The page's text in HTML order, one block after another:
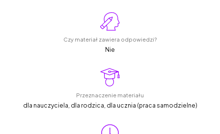
Czy materiał zawiera odpowiedzi?
Nie
Przeznaczenie materiału
dla nauczyciela, dla rodzica, dla ucznia (praca samodzielne)